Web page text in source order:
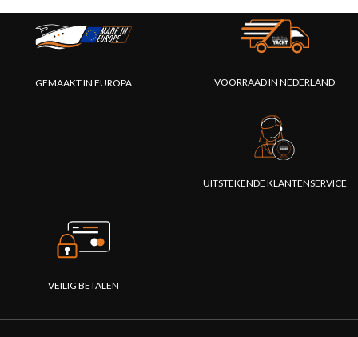
GEMAAKT IN EUROPA VOORRAAD IN NEDERLAND
UITSTEKENDE KLANTENSERVICE
VEILIG BETALEN